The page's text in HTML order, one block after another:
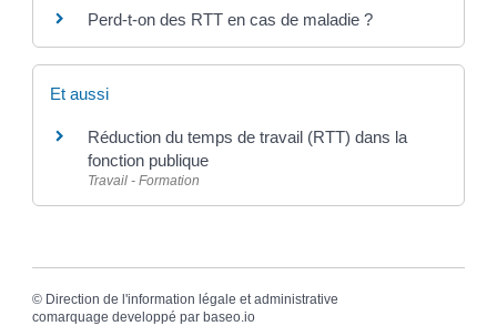
Perd-t-on des RTT en cas de maladie ?
Et aussi
Réduction du temps de travail (RTT) dans la
fonction publique
Travail - Formation
© Direction de l'information légale et administrative
comarquage developpé par baseo.io